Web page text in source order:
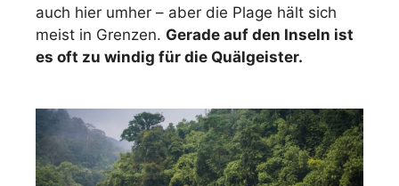
auch hier umher – aber die Plage hält sich
meist in Grenzen. Gerade auf den Inseln ist
es oft zu windig für die Quälgeister.